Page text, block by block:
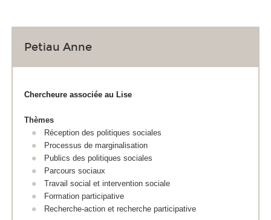
Petiau Anne
Chercheure associée au Lise
Thèmes
Réception des politiques sociales
Processus de marginalisation
Publics des politiques sociales
Parcours sociaux
Travail social et intervention sociale
Formation participative
Recherche-action et recherche participative